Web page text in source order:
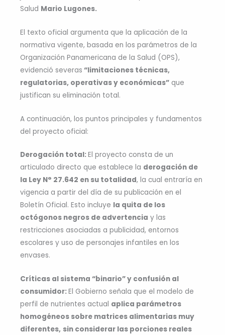
Salud Mario Lugones.
El texto oficial argumenta que la aplicación de la
normativa vigente, basada en los parámetros de la
Organización Panamericana de la Salud (OPS),
evidenció severas “limitaciones técnicas,
regulatorias, operativas y económicas” que
justifican su eliminación total.
A continuación, los puntos principales y fundamentos
del proyecto oficial:
Derogación total:El proyecto consta de un
articulado directo que establece la derogación de
la Ley N° 27.642 en su totalidad, la cual entraría en
vigencia a partir del día de su publicación en el
Boletín Oficial. Esto incluye la quita de los
octógonos negros de advertencia y las
restricciones asociadas a publicidad, entornos
escolares y uso de personajes infantiles en los
envases.
Críticas al sistema “binario” y confusión al
consumidor:El Gobierno señala que el modelo de
perfil de nutrientes actual aplica parámetros
homogéneos sobre matrices alimentarias muy
diferentes, sin considerar las porciones reales